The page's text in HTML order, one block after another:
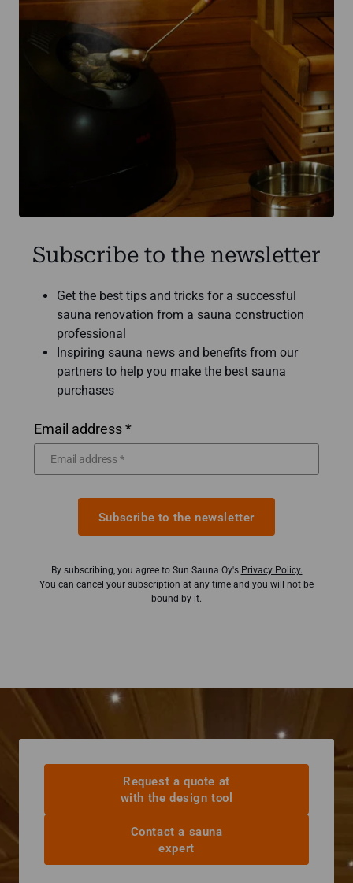
Subscribe to the newsletter
Get the best tips and tricks for a successful
sauna renovation from a sauna construction
professional
Inspiring sauna news and benefits from our
partners to help you make the best sauna
purchases
Email address *
Subscribe to the newsletter
By subscribing, you agree to Sun Sauna Oy's Privacy Policy.
You can cancel your subscription at any time and you will not be
bound by it.
Request a quote at
with the design tool
Contact a sauna
expert